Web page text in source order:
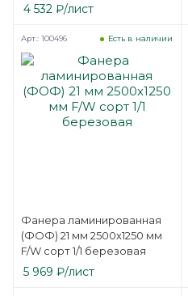
4 532 ₽/лист
Фанера ламинированная
(ФОФ) 21 мм 2500х1250 мм
F/W сорт 1/1 березовая
Есть в наличии
Арт.: 100496
5 969 ₽/лист